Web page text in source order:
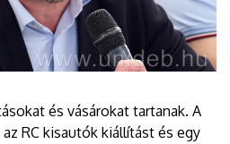
és vásárokat tartanak. A
RC kisautók kiállítást és egy